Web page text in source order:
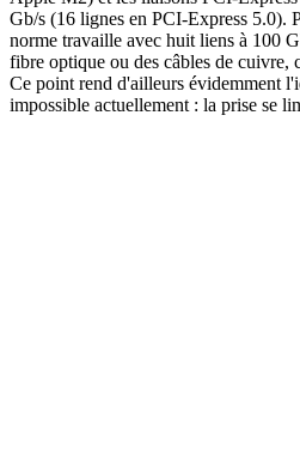
Gb/s (16 lignes en PCI-Express 5.0).
norme travaille avec huit liens à 100
fibre optique ou des câbles de cuivre,
Ce point rend d'ailleurs évidemment
impossible actuellement : la prise se